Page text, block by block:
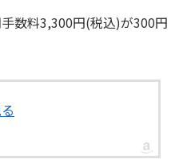
数料3,300円(税込)が300円